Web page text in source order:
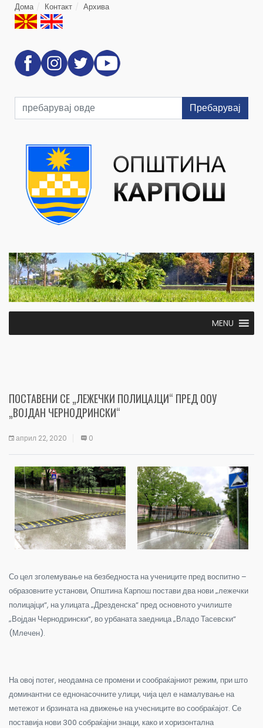
Дома Контакт Архива
Пребарувај
MENU
ПОСТАВЕНИ СЕ „ЛЕЖЕЧКИ ПОЛИЦАЈЦИ“ ПРЕД ООУ
„ВОЈДАН ЧЕРНОДРИНСКИ“
април 22, 2020 0
Со цел зголемување на безбедноста на учениците пред воспитно –
образовните установи, Општина Карпош постави два нови „лежечки
полицајци“, на улицата „Дрезденска“ пред основното училиште
„Војдан Чернодрински“, во урбаната заедница „Владо Тасевски“
(Млечен).
На овој потег, неодамна се промени и сообраќајниот режим, при што
доминантни се еднонасочните улици, чија цел е намалување на
метежот и брзината на движење на учесниците во сообраќајот. Се
поставија нови 300 собраќајни знаци, како и хоризонтална